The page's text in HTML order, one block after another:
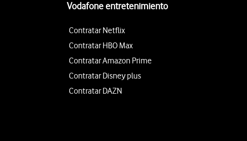
Vodafone entretenimiento
Contratar Netflix
Contratar HBO Max
Contratar Amazon Prime
Contratar Disney plus
Contratar DAZN